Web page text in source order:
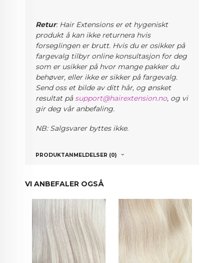
Retur: Hair Extensions er et hygeniskt
produkt å kan ikke returnera hvis
forseglingen er brutt. Hvis du er osikker på
fargevalg tilbyr online konsultasjon for deg
som er usikker på hvor mange pakker du
behøver, eller ikke er sikker på fargevalg.
Send oss et bilde av ditt hår, og ønsket
resultat på support@hairextension.no, og vi
gir deg vår anbefaling.
NB: Salgsvarer byttes ikke.
PRODUKTANMELDELSER (0)
VI ANBEFALER OGSÅ